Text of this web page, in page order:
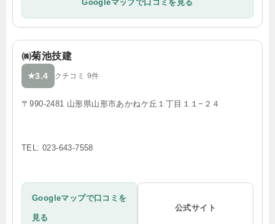
Googleマップで口コミを見る
㈱菊池技建
★3.4 クチコミ 9件
〒990-2481 山形県山形市あかねケ丘１丁目１１−２４
TEL: 023-643-7558
Googleマップで口コミを
見る
公式サイト